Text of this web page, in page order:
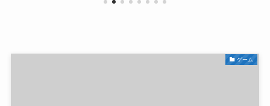
ゲーム